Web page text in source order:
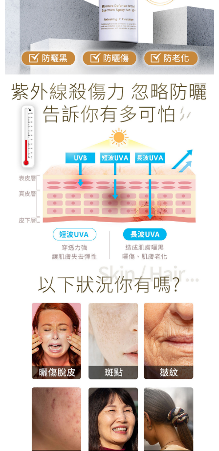
時審查核予不同之上限額度；若仍有額度不足之情形，本公司將視審查結果
請求用戶進行身份認證。
５．嚴禁一人註冊多個帳號或使用他人資訊註冊。若發現惡意使用之情形，
恩沛科技股份有限公司將有權停止該用戶之使用額度並採取法律行動。
每筆NT$70，滿NT$1,000(含以上)免運費
新竹貨到付款
每筆NT$100，滿NT$1,200(含以上)免運費